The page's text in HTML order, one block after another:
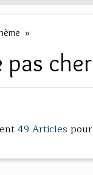
»
pas
49 Articles